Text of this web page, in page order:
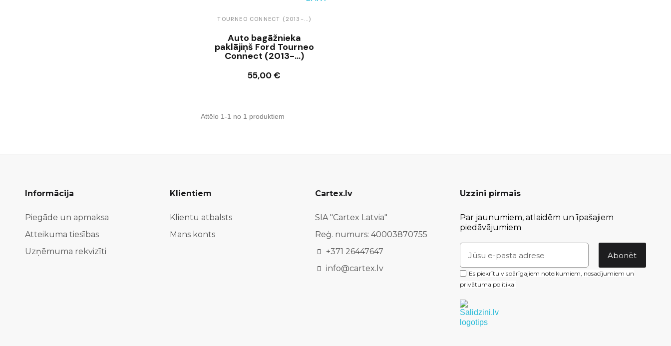
TOURNEO CONNECT (2013-...)
Auto bagāžnieka
paklājiņš Ford Tourneo
Connect (2013-...)
55,00 €
Ielikt grozā
Attēlo 1-1 no 1 produktiem
Informācija
Piegāde un apmaksa
Atteikuma tiesības
Uzņēmuma rekvizīti
Klientiem
Klientu atbalsts
Mans konts
Cartex.lv
SIA "Cartex Latvia"
Reģ. numurs: 40003870755
+371 26447647
info@cartex.lv
Uzzini pirmais
Par jaunumiem, atlaidēm un īpašajiem
piedāvājumiem
Abonēt
Es piekrītu vispārīgajiem noteikumiem, nosacījumiem un
privātuma politikai